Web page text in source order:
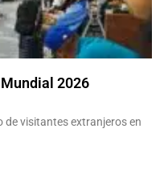
2026
de visitantes extranjeros en